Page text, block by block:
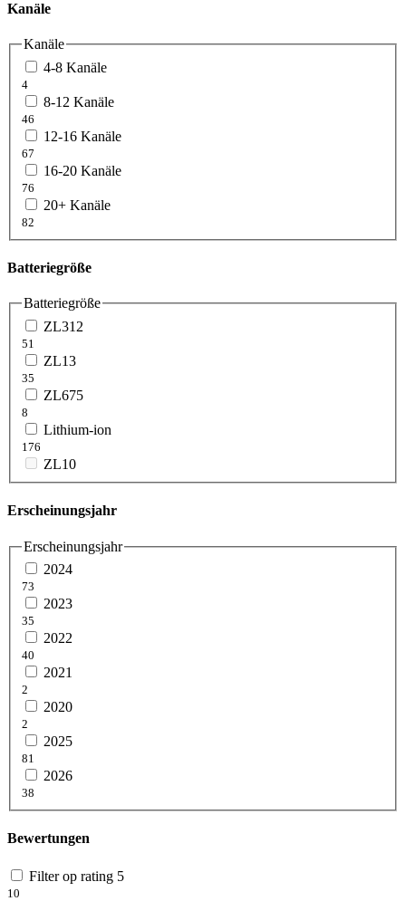
Kanäle
Kanäle
4-8 Kanäle
4
8-12 Kanäle
46
12-16 Kanäle
67
16-20 Kanäle
76
20+ Kanäle
82
Batteriegröße
Batteriegröße
ZL312
51
ZL13
35
ZL675
8
Lithium-ion
176
ZL10
Erscheinungsjahr
Erscheinungsjahr
2024
73
2023
35
2022
40
2021
2
2020
2
2025
81
2026
38
Bewertungen
Filter op rating 5
10